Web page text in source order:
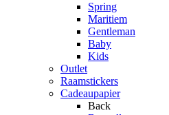
Spring
Maritiem
Gentleman
Baby
Kids
Outlet
Raamstickers
Cadeaupapier
Back